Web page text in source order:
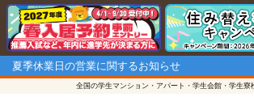
夏季休業日の営業に関するお知らせ
全国の学生マンション・アパート・学生会館・学生寮